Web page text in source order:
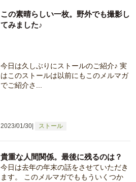
2023/01/30 ストール
この素晴らしい一枚。野外でも撮影し
てみました♪
今日は久しぶりにストールのご紹介♪ 実
はこのストールは以前にもこのメルマガ
でご紹介さ...
貴重な人間関係。最後に残るのは？
今日は去年の年末の話をさせていただき
ます。 このメルマガでももういくつか